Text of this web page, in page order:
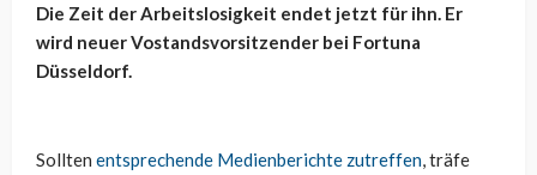
Die Zeit der Arbeitslosigkeit endet jetzt für ihn. Er
wird neuer Vostandsvorsitzender bei Fortuna
Düsseldorf.
Sollten entsprechende Medienberichte zutreffen , träfe